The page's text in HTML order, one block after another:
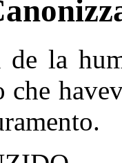
de la
che